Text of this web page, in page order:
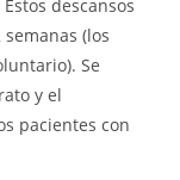
descansos
(los
Se
y el
pacientes con